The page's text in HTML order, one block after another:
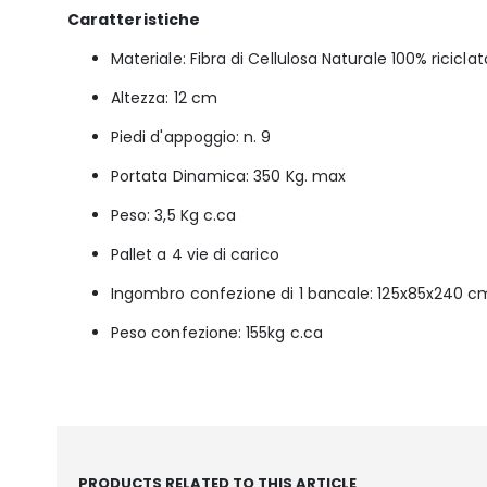
Caratteristiche
Materiale: Fibra di Cellulosa Naturale 100%
Altezza: 12 cm
Piedi d'appoggio: n. 9
Portata Dinamica: 350 Kg. max
Peso: 3,5 Kg c.ca
Pallet a 4 vie di carico
Ingombro confezione di 1 bancale: 125x85x240
Peso confezione: 155kg c.ca